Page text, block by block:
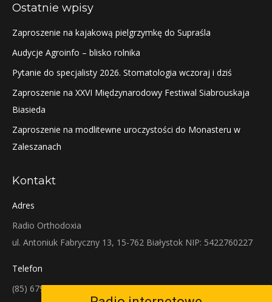
Ostatnie wpisy
Zaproszenie na kajakową pielgrzymkę do Supraśla
Audycje Agroinfo – blisko rolnika
Pytanie do specjalisty 2026. Stomatologia wczoraj i dziś
Zaproszenie na XXVI Międzynarodowy Festiwal Siabrouskaja
Biasieda
Zaproszenie na modlitewne uroczystości do Monasteru w
Zaleszanach
Kontakt
Adres
Radio Orthodoxia
ul. Antoniuk Fabryczny 13, 15-762 Białystok NIP: 5422760227
Telefon
(85) 679-38-38